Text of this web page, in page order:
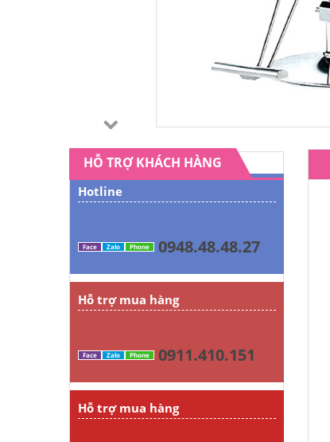
HỖ TRỢ KHÁCH HÀNG
Hotline
Face Zalo Phone 0948.48.48.27
Hỗ trợ mua hàng
Face Zalo Phone 0911.410.151
Hỗ trợ mua hàng